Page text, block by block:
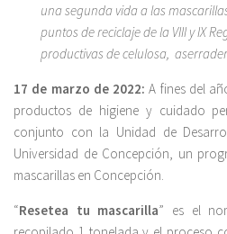
una segunda vida a las
puntos de reciclaje de la VIII y IX
productivas de celulosa,
17 de marzo de 2022: A fines del
productos de higiene y cuidado
conjunto con la Unidad de
Universidad de Concepción, un
mascarillas en Concepción.
“Resetea tu mascarilla” es el